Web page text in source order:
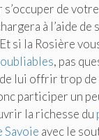
s’occuper de
à l’aide de
si la Rosière
, pas
lui offrir trop de
participer un
la richesse du
Savoie avec le